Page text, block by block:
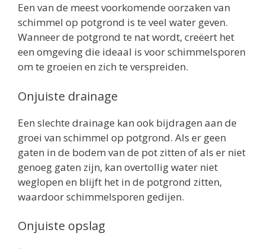
Een van de meest voorkomende oorzaken van
schimmel op potgrond is te veel water geven.
Wanneer de potgrond te nat wordt, creëert het
een omgeving die ideaal is voor schimmelsporen
om te groeien en zich te verspreiden.
Onjuiste drainage
Een slechte drainage kan ook bijdragen aan de
groei van schimmel op potgrond. Als er geen
gaten in de bodem van de pot zitten of als er niet
genoeg gaten zijn, kan overtollig water niet
weglopen en blijft het in de potgrond zitten,
waardoor schimmelsporen gedijen.
Onjuiste opslag